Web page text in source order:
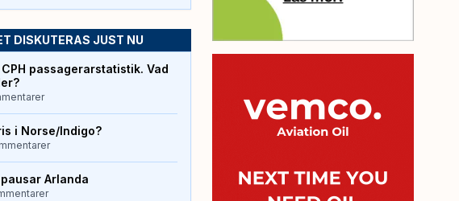
DISKUTERAS JUST NU
CPH passagerarstatistik. Vad
i Norse/Indigo?
Arlanda